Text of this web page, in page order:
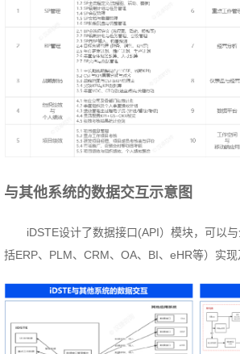
与其他系统的数据交互示意图
iDSTE设计了数据接口(API）模块，可以
括ERP、PLM、CRM、OA、BI、eHR等）实